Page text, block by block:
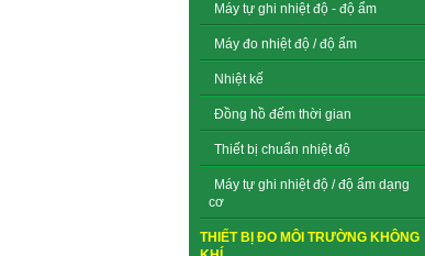
Máy tự ghi nhiệt độ - độ ẩm
Máy đo nhiệt độ / độ ẩm
Nhiệt kế
Đồng hồ đếm thời gian
Thiết bị chuẩn nhiệt độ
Máy tự ghi nhiệt độ / độ ẩm dạng
cơ
THIẾT BỊ ĐO MÔI TRƯỜNG KHÔNG